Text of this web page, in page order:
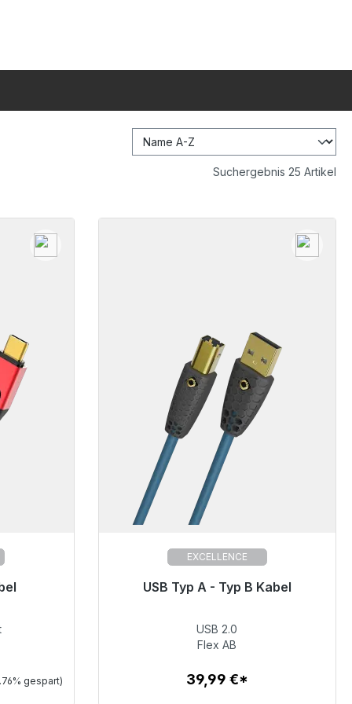
Suchergebnis 25 Artikel
48h*
gespart)
EXCELLENCE
USB Typ A - Typ B Kabel
Sofort versandfertig, Lieferzeit 48h*
39,99 €
Zum Artikel
USB 2.0
Flex AB
39,99 €*